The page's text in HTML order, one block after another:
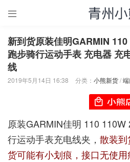

新到货原装佳明GARMIN
跑步骑行运动手表 充电器 充
线
2019年5月14日 16:38 分类： 小熊新货/
原装GARMIN佳明 110
行运动手表充电线夹， 散装
货可能有小划痕，接口无使